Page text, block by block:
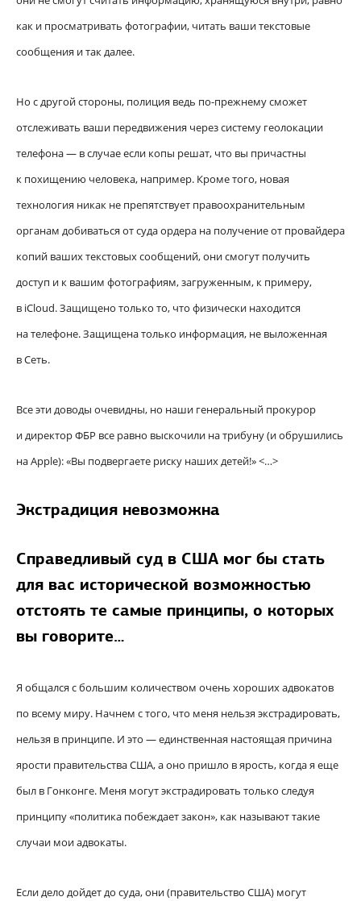
как и просматривать фотографии, читать ваши текстовые
сообщения и так далее.
Но с другой стороны, полиция ведь по-прежнему сможет
отслеживать ваши передвижения через систему геолокации
телефона — в случае если копы решат, что вы причастны
к похищению человека, например. Кроме того, новая
технология никак не препятствует правоохранительным
органам добиваться от суда ордера на получение от провайдера
копий ваших текстовых сообщений, они смогут получить
доступ и к вашим фотографиям, загруженным, к примеру,
в iCloud. Защищено только то, что физически находится
на телефоне. Защищена только информация, не выложенная
в Сеть.
Все эти доводы очевидны, но наши генеральный прокурор
и директор ФБР все равно выскочили на трибуну (и обрушились
на Apple): «Вы подвергаете риску наших детей!» <…>
Экстрадиция невозможна
Справедливый суд в США мог бы стать
для вас исторической возможностью
отстоять те самые принципы, о которых
вы говорите…
Я общался с большим количеством очень хороших адвокатов
по всему миру. Начнем с того, что меня нельзя экстрадировать,
нельзя в принципе. И это — единственная настоящая причина
ярости правительства США, а оно пришло в ярость, когда я еще
был в Гонконге. Меня могут экстрадировать только следуя
принципу «политика побеждает закон», как называют такие
случаи мои адвокаты.
Если дело дойдет до суда, они (правительство США) могут